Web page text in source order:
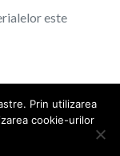
este
Prin utilizarea
cookie-urilor